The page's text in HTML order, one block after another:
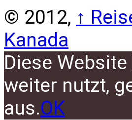
© 2012, ↑
Kanada
Diese
weiter nutzt,
aus.OK